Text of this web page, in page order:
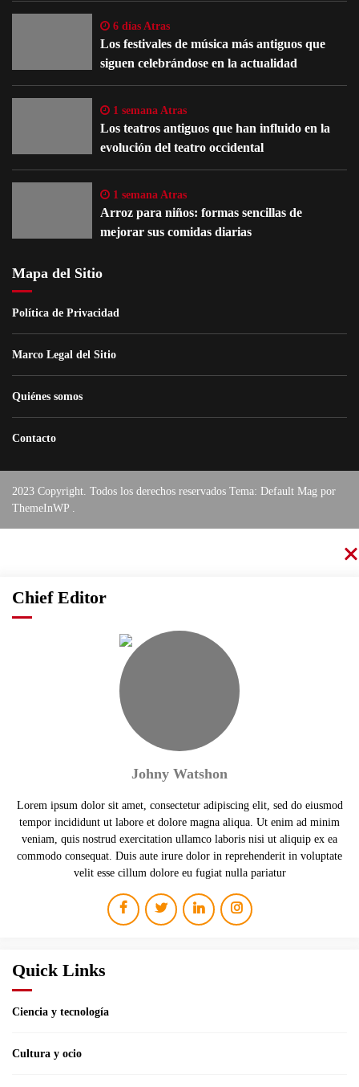
6 días Atras
Los festivales de música más antiguos que
siguen celebrándose en la actualidad
1 semana Atras
Los teatros antiguos que han influido en la
evolución del teatro occidental
1 semana Atras
Arroz para niños: formas sencillas de
mejorar sus comidas diarias
Mapa del Sitio
Política de Privacidad
Marco Legal del Sitio
Quiénes somos
Contacto
2023 Copyright. Todos los derechos reservados Tema: Default Mag por
ThemeInWP
Chief Editor
Johny Watshon
Lorem ipsum dolor sit amet, consectetur adipiscing elit, sed do eiusmod
tempor incididunt ut labore et dolore magna aliqua. Ut enim ad minim
veniam, quis nostrud exercitation ullamco laboris nisi ut aliquip ex ea
commodo consequat. Duis aute irure dolor in reprehenderit in voluptate
velit esse cillum dolore eu fugiat nulla pariatur
Quick Links
Ciencia y tecnología
Cultura y ocio